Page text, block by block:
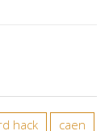
hack
caen